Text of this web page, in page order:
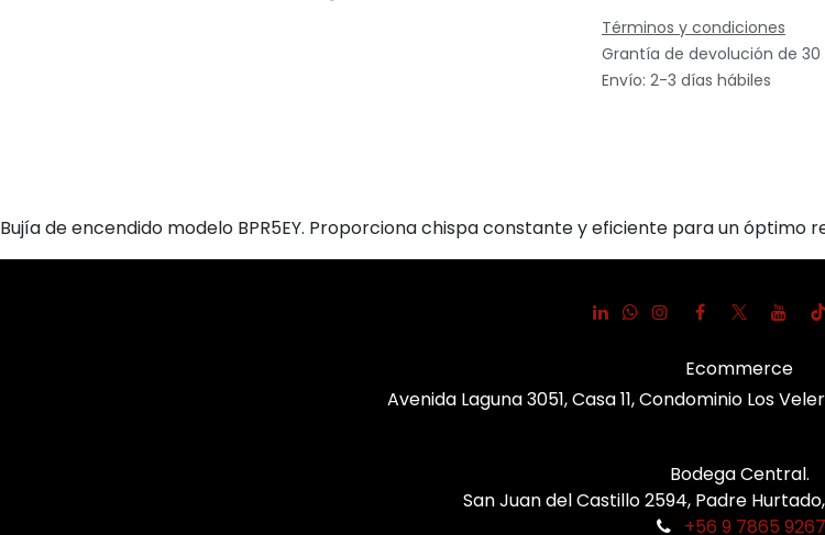
Términos y condiciones
Grantía de devolución de 30
Envío: 2-3 días hábiles
Bujía de encendido modelo BPR5EY. Proporciona chispa constante y eficiente para un óptimo
Ecommerce
Avenida Laguna 3051, Casa 11, Condominio Los
Bodega Central.
San Juan del Castillo 2594, Padre
+56 9 7865 9267